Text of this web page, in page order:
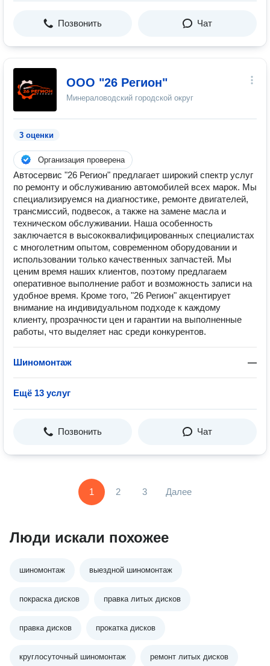
Позвонить Чат
ООО "26 Регион"
Минераловодский городской округ
3 оценки
Организация проверена
Автосервис "26 Регион" предлагает широкий спектр услуг
по ремонту и обслуживанию автомобилей всех марок. Мы
специализируемся на диагностике, ремонте двигателей,
трансмиссий, подвесок, а также на замене масла и
техническом обслуживании. Наша особенность
заключается в высококвалифицированных специалистах
с многолетним опытом, современном оборудовании и
использовании только качественных запчастей. Мы
ценим время наших клиентов, поэтому предлагаем
оперативное выполнение работ и возможность записи на
удобное время. Кроме того, "26 Регион" акцентирует
внимание на индивидуальном подходе к каждому
клиенту, прозрачности цен и гарантии на выполненные
работы, что выделяет нас среди конкурентов.
Шиномонтаж —
Ещё 13 услуг
Позвонить Чат
1 2 3 Далее
Люди искали похожее
шиномонтаж выездной шиномонтаж
покраска дисков правка литых дисков
правка дисков прокатка дисков
круглосуточный шиномонтаж ремонт литых дисков